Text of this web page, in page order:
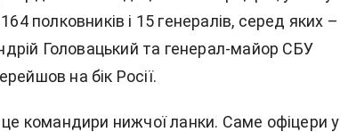
полковників і 15 генералів, серед яких –
Головацький та генерал-майор СБУ
на бік Росії.
це командири нижчої ланки. Саме офіцери у